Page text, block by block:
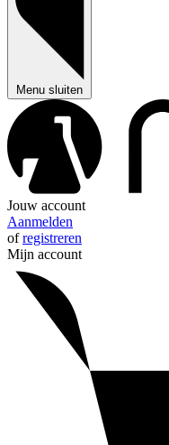
Menu sluiten
Jouw account
Aanmelden
ofregistreren
Mijn account